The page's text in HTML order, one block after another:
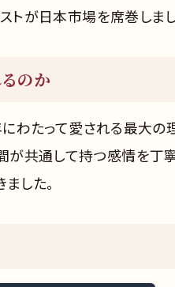
トが日本市場を席巻しまし
のか
にわたって愛される最大
間が共通して持つ感情を
した。